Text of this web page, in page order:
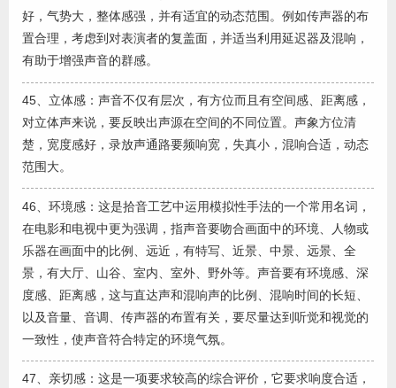
好，气势大，整体感强，并有适宜的动态范围。例如传声器的布
置合理，考虑到对表演者的复盖面，并适当利用延迟器及混响，
有助于增强声音的群感。
45、立体感：声音不仅有层次，有方位而且有空间感、距离感，
对立体声来说，要反映出声源在空间的不同位置。声象方位清
楚，宽度感好，录放声通路要频响宽，失真小，混响合适，动态
范围大。
46、环境感：这是拾音工艺中运用模拟性手法的一个常用名词，
在电影和电视中更为强调，指声音要吻合画面中的环境、人物或
乐器在画面中的比例、远近，有特写、近景、中景、远景、全
景，有大厅、山谷、室内、室外、野外等。声音要有环境感、深
度感、距离感，这与直达声和混响声的比例、混响时间的长短、
以及音量、音调、传声器的布置有关，要尽量达到听觉和视觉的
一致性，使声音符合特定的环境气氛。
47、亲切感：这是一项要求较高的综合评价，它要求响度合适，